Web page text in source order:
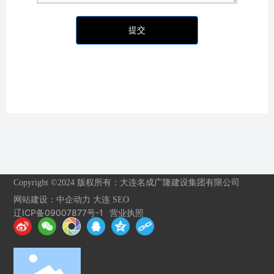
提交
Copyright ©2024 版权所有：大连名成广隆建设集团有限公司
网站建设：中企动力 大连 SEO
辽ICP备09007877号-1 营业执照